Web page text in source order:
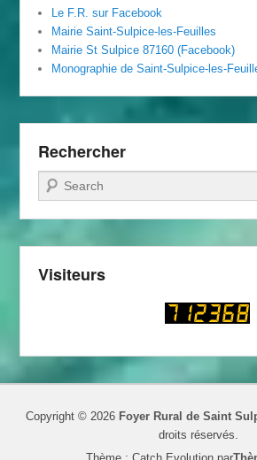
Le F.R. sur Facebook
Mairie Saint-Sulpice-les-Feuilles
Mairie St Sulpice 87160 (Facebook)
Monographie de Saint-Sulpice-les-
Rechercher
Recherche
Visiteurs
Copyright © 2026 Foyer Rural de Saint
droits réservés.